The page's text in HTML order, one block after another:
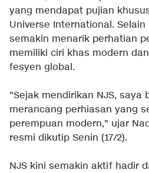
yang mendapat pujian
Universe International. Selain
semakin menarik perhatian
memiliki ciri khas modern
fesyen global.
"Sejak mendirikan NJS, saya
merancang perhiasan yang
perempuan modern," ujar
resmi dikutip Senin (17/2).
NJS kini semakin aktif hadir